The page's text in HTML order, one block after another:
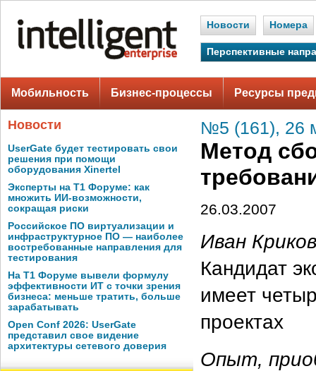
Новости Номера
Перспективные
Мобильность Бизнес-процессы Ресурсы
Новости
UserGate будет тестировать свои
решения при помощи
оборудования Xinertel
Эксперты на Т1 Форуме: как
множить ИИ-возможности,
сокращая риски
Российское ПО виртуализации и
инфраструктурное ПО — наиболее
востребованные направления для
тестирования
На Т1 Форуме вывели формулу
эффективности ИТ с точки зрения
бизнеса: меньше тратить, больше
зарабатывать
Open Conf 2026: UserGate
представил свое видение
архитектуры сетевого доверия
№5 (161), 26
Метод
26.03.2007
Иван
Кандидат
имеет
проектах
Опыт,